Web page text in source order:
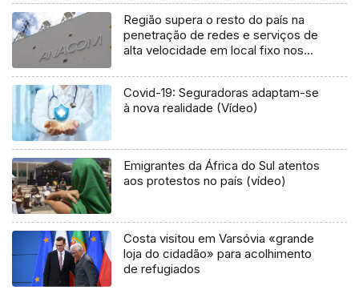
Região supera o resto do país na
penetração de redes e serviços de
alta velocidade em local fixo nos
Covid-19: Seguradoras adaptam-se
à nova realidade (Vídeo)
Emigrantes da África do Sul atentos
aos protestos no país (vídeo)
Costa visitou em Varsóvia «grande
loja do cidadão» para acolhimento
de refugiados